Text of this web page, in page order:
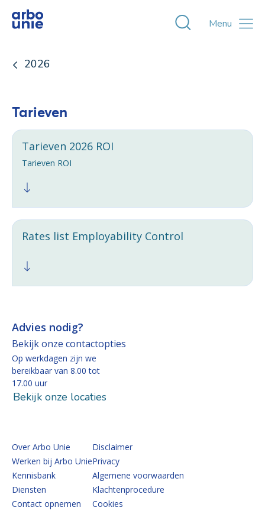
Toggle
Menu
2026
Tarieven
Tarieven 2026 ROI
Tarieven ROI
Rates list Employability Control
Advies nodig?
Bekijk onze contactopties
Op werkdagen zijn we
bereikbaar van 8.00 tot
17.00 uur
Bekijk onze locaties
Over Arbo Unie
Werken bij Arbo Unie
Kennisbank
Diensten
Contact opnemen
Disclaimer
Privacy
Algemene voorwaarden
Klachtenprocedure
Cookies